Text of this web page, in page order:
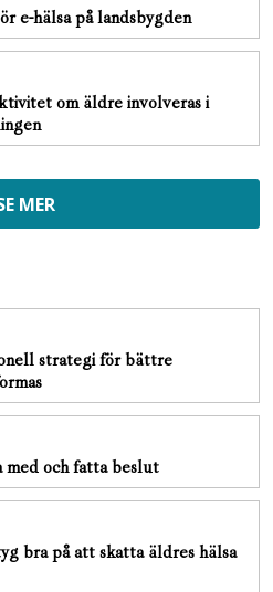
e-hälsa på landsbygden
om äldre involveras i
MER
strategi för bättre
och fatta beslut
bra på att skatta äldres hälsa